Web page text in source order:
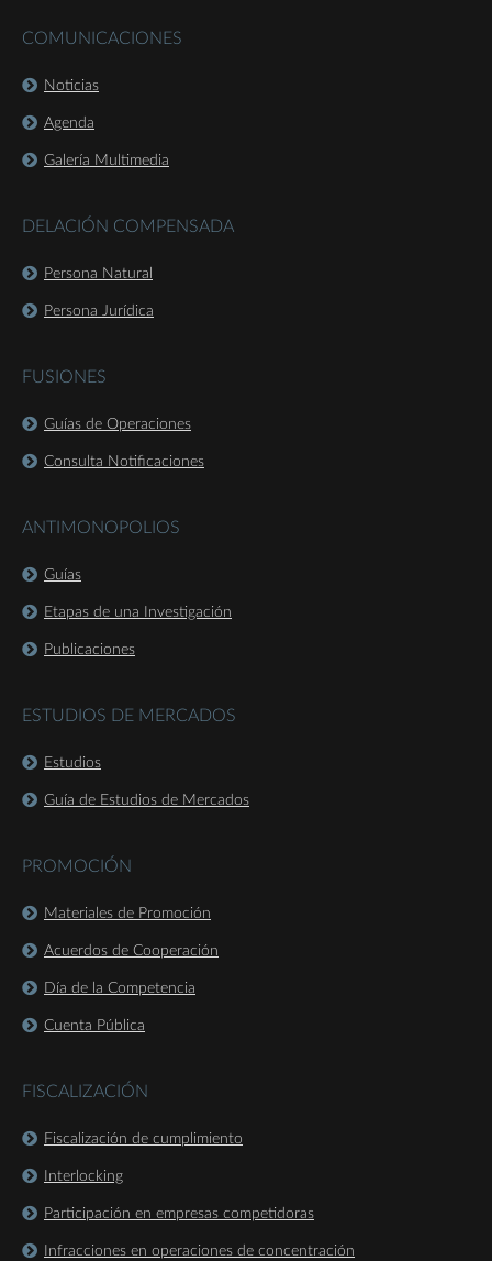
COMUNICACIONES
Noticias
Agenda
Galería Multimedia
DELACIÓN COMPENSADA
Persona Natural
Persona Jurídica
FUSIONES
Guías de Operaciones
Consulta Notificaciones
ANTIMONOPOLIOS
Guías
Etapas de una Investigación
Publicaciones
ESTUDIOS DE MERCADOS
Estudios
Guía de Estudios de Mercados
PROMOCIÓN
Materiales de Promoción
Acuerdos de Cooperación
Día de la Competencia
Cuenta Pública
FISCALIZACIÓN
Fiscalización de cumplimiento
Interlocking
Participación en empresas competidoras
Infracciones en operaciones de concentración